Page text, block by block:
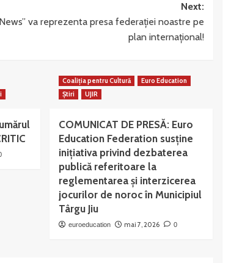
Next:
va reprezenta presa federaţiei noastre pe
plan internaţional!
Coaliția pentru Cultură
Euro Education
Știri
UJIR
COMUNICAT DE PRESĂ: Euro
Education Federation susține
inițiativa privind dezbaterea
publică referitoare la
reglementarea și interzicerea
jocurilor de noroc în Municipiul
Târgu Jiu
euroeducation mai 7, 2026 0